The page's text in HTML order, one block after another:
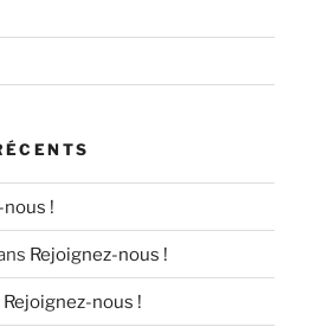
!
Rejoignez-nous !
Rejoignez-nous !